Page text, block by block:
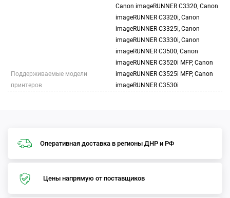
Поддерживаемые модели
принтеров
Canon imageRUNNER C3320, Canon
imageRUNNER C3320i, Canon
imageRUNNER C3325i, Canon
imageRUNNER C3330i, Canon
imageRUNNER C3500, Canon
imageRUNNER C3520i MFP, Canon
imageRUNNER C3525i MFP, Canon
imageRUNNER C3530i
Оперативная доставка в регионы ДНР и РФ
Цены напрямую от поставщиков